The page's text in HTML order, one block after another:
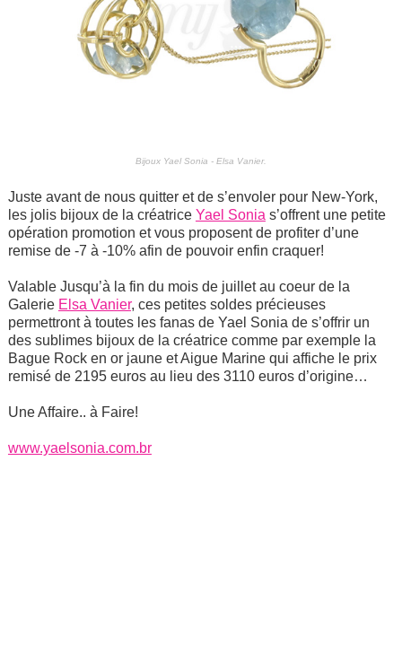
Bijoux Yael Sonia - Elsa Vanier.
Juste avant de nous quitter et de s’envoler pour New-York,
les jolis bijoux de la créatrice Yael Sonia s’offrent une petite
opération promotion et vous proposent de profiter d’une
remise de -7 à -10% afin de pouvoir enfin craquer!
Valable Jusqu’à la fin du mois de juillet au coeur de la
Galerie Elsa Vanier, ces petites soldes précieuses
permettront à toutes les fanas de Yael Sonia de s’offrir un
des sublimes bijoux de la créatrice comme par exemple la
Bague Rock en or jaune et Aigue Marine qui affiche le prix
remisé de 2195 euros au lieu des 3110 euros d’origine…
Une Affaire.. à Faire!
www.yaelsonia.com.br